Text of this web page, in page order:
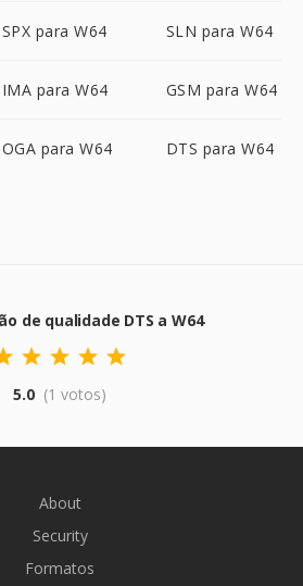
SPX para W64 SLN para W64
IMA para W64 GSM para W64
OGA para W64 DTS para W64
de qualidade DTS a W64
5.0 (1 votos)
About
Security
Formatos